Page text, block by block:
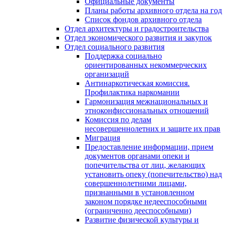
Планы работы архивного отдела на год
Список фондов архивного отдела
Отдел архитектуры и градостроительства
Отдел экономического развития и закупок
Отдел социального развития
Поддержка социально
ориентированных некоммерческих
организаций
Антинаркотическая комиссия.
Профилактика наркомании
Гармонизация межнациональных и
этноконфиссиональных отношений
Комиссия по делам
несовершеннолетних и защите их прав
Миграция
Предоставление информации, прием
документов органами опеки и
попечительства от лиц, желающих
установить опеку (попечительство) над
совершеннолетними лицами,
признанными в установленном
законом порядке недееспособными
(ограниченно дееспособными)
Развитие физической культуры и